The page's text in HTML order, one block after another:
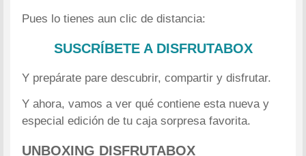
Pues lo tienes aun clic de distancia:
SUSCRÍBETE A DISFRUTABOX
Y prepárate pare descubrir, compartir y disfrutar.
Y ahora, vamos a ver qué contiene esta nueva y
especial edición de tu caja sorpresa favorita.
UNBOXING DISFRUTABOX